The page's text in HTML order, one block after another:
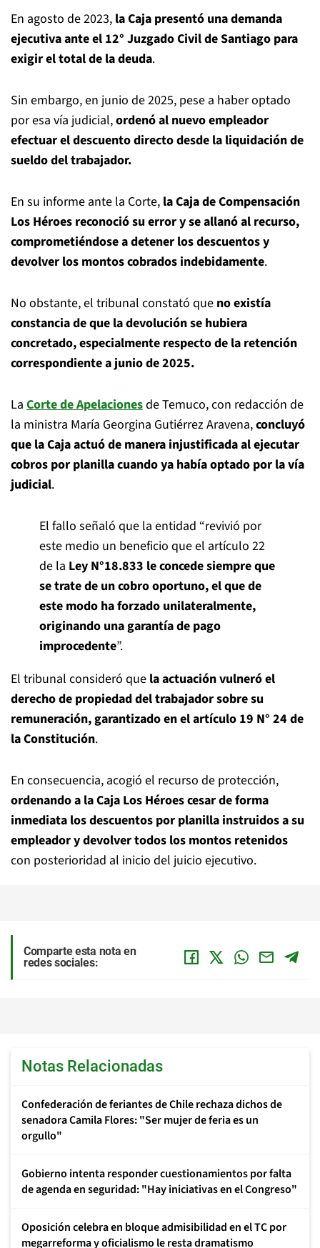
En agosto de 2023, la Caja presentó una demanda
ejecutiva ante el 12° Juzgado Civil de Santiago para
exigir el total de la deuda.
Sin embargo, en junio de 2025, pese a haber optado
por esa vía judicial,ordenó al nuevo empleador
efectuar el descuento directo desde la liquidación de
sueldo del trabajador.
En su informe ante la Corte, la Caja de Compensación
Los Héroes reconoció su error y se allanó al recurso,
comprometiéndose a detener los descuentos y
devolver los montos cobrados indebidamente.
No obstante, el tribunal constató que no existía
constancia de que la devolución se hubiera
concretado, especialmente respecto de la retención
correspondiente a junio de 2025.
La Corte de Apelacionesde Temuco, con redacción de
la ministra María Georgina Gutiérrez Aravena,concluyó
que la Caja actuó de manera injustificada al ejecutar
cobros por planilla cuando ya había optado por la vía
judicial.
El fallo señaló que la entidad “revivió por
este medio un beneficio que el artículo 22
de la Ley N°18.833 le concede siempre que
se trate de un cobro oportuno, el que de
este modo ha forzado unilateralmente,
originando una garantía de pago
improcedente”.
El tribunal consideró que la actuación vulneró el
derecho de propiedad del trabajador sobre su
remuneración, garantizado en el artículo 19 N° 24 de
la Constitución.
En consecuencia, acogió el recurso de protección,
ordenando a la Caja Los Héroes cesar de forma
inmediata los descuentos por planilla instruidos a su
empleador y devolver todos los montos retenidos
con posterioridad al inicio del juicio ejecutivo.
Comparte esta nota en
redes sociales:
Notas Relacionadas
Confederación de feriantes de Chile rechaza dichos de
senadora Camila Flores: "Ser mujer de feria es un
orgullo"
Gobierno intenta responder cuestionamientos por falta
de agenda en seguridad: "Hay iniciativas en el Congreso"
Oposición celebra en bloque admisibilidad en el TC por
megarreforma y oficialismo le resta dramatismo